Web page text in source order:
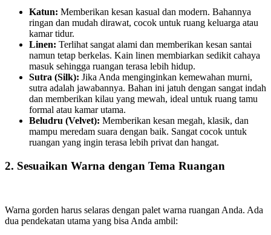
Katun: Memberikan kesan kasual dan modern. Bahannya
ringan dan mudah dirawat, cocok untuk ruang keluarga atau
kamar tidur.
Linen: Terlihat sangat alami dan memberikan kesan santai
namun tetap berkelas. Kain linen membiarkan sedikit cahaya
masuk sehingga ruangan terasa lebih hidup.
Sutra (Silk): Jika Anda menginginkan kemewahan murni,
sutra adalah jawabannya. Bahan ini jatuh dengan sangat indah
dan memberikan kilau yang mewah, ideal untuk ruang tamu
formal atau kamar utama.
Beludru (Velvet): Memberikan kesan megah, klasik, dan
mampu meredam suara dengan baik. Sangat cocok untuk
ruangan yang ingin terasa lebih privat dan hangat.
2. Sesuaikan Warna dengan Tema Ruangan
Warna gorden harus selaras dengan palet warna ruangan Anda. Ada
dua pendekatan utama yang bisa Anda ambil: